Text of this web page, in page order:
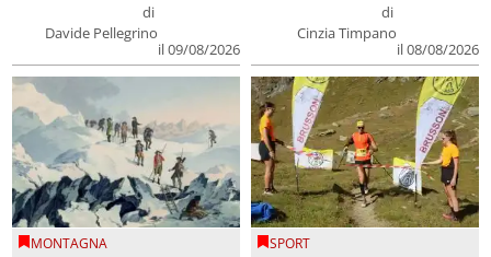
di
Davide Pellegrino
il 09/08/2026
di
Cinzia Timpano
il 08/08/2026
MONTAGNA SPORT